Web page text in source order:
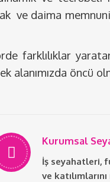
ve daima
farklılıklar
öncü
Kurumsal
İş seyahatleri,
ve